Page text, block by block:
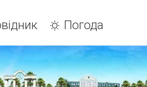
Погода